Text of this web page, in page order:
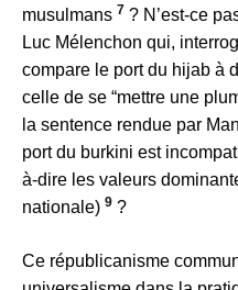
musulmans 7 ? N’est-ce
Luc Mélenchon qui,
compare le port du hijab à
celle de se “mettre une
la sentence rendue par
port du burkini est
à-dire les valeurs
nationale) 9 ?
Ce républicanisme